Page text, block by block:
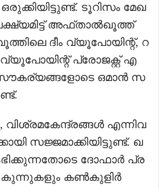
ടൂറിസം മേഖ
അഫ്താൽഖൂത്ത്
ദീം വ്യൂപോയിന്റ്, റ
പ്രോജക്റ്റ് എ
ഒമാൻ സ
എന്നിവ
സജ്ജമാക്കിയിട്ടുണ്ട്. ഖ
ദോഫാർ പ്ര
കുന്നുകളും കൺകുളിർ